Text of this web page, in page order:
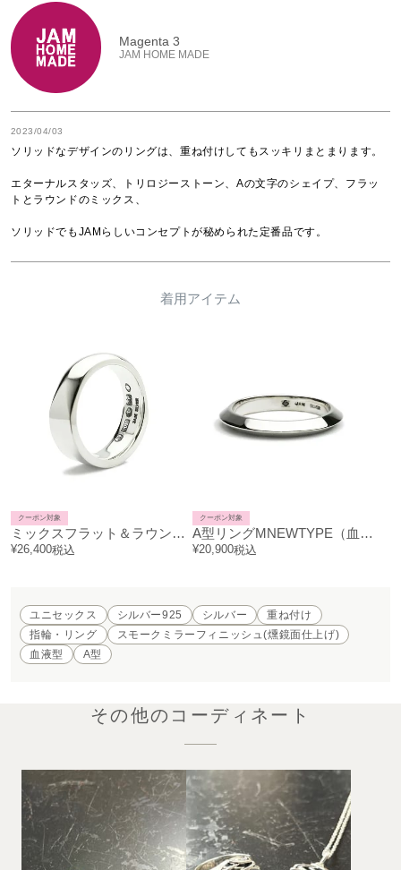
Magenta 3
JAM HOME MADE
2023/04/03
ソリッドなデザインのリングは、重ね付けしてもスッキリまとまります。
エターナルスタッズ、トリロジーストーン、Aの文字のシェイプ、フラッ
トとラウンドのミックス、
ソリッドでもJAMらしいコンセプトが秘められた定番品です。
着用アイテム
ミックスフラット＆ラウンドリングM-シルバー/指輪
クーポン対象
¥26,400税込
A型リングMNEWTYPE（血液型）-シルバー/指輪
クーポン対象
¥20,900税込
ユニセックス シルバー925 シルバー
重ね付け
指輪・リング
スモークミラーフィニッシュ(燻鏡面仕上げ)
血液型
A型
その他のコーディネート